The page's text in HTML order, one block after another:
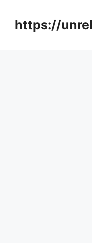
contenthttps://